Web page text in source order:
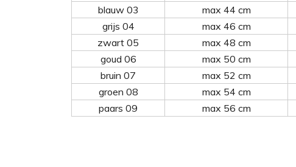
blauw 03
max 44 cm
grijs 04
max 46 cm
zwart 05
max 48 cm
goud 06
max 50 cm
bruin 07
max 52 cm
groen 08
max 54 cm
paars 09
max 56 cm